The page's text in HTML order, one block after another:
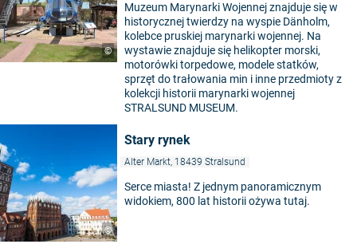
©
Muzeum Marynarki Wojennej znajduje się w
historycznej twierdzy na wyspie Dänholm,
kolebce pruskiej marynarki wojennej. Na
wystawie znajduje się helikopter morski,
motorówki torpedowe, modele statków,
sprzęt do trałowania min i inne przedmioty z
kolekcji historii marynarki wojennej
STRALSUND MUSEUM.
©
Stary rynek
Alter Markt, 18439 Stralsund
Serce miasta! Z jednym panoramicznym
widokiem, 800 lat historii ożywa tutaj.